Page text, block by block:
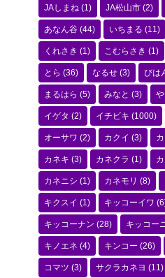
JAしまね (1) JA松山市 (2)
あなん谷 (44) いちまる (11)
くれさき (1) こむらさき (1)
とら (36) なるせ (3) びは
まるはら (5) みなと (3)
イゲタ (2) イチビキ (1000)
オーサワ (2) カクイ (3)
カネキ (3) カネクラ (1)
カネニシ (1) カネモリ (8)
キクスイ (1) キッコーイワ
キッコーナン (28) キッコー
キノエネ (4) キンコー (26)
コマツ (3) サクラカネヨ (11)